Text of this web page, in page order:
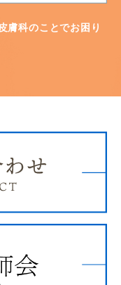
膚科のことでお困り